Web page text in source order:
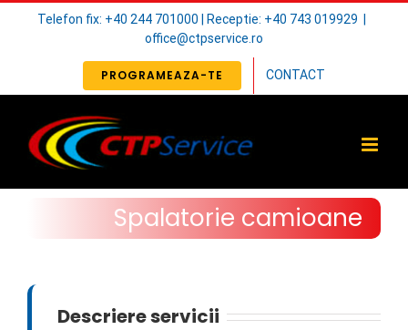
Telefon fix: +40 244 701000 | Receptie: +40 743 019929
office@ctpservice.ro
PROGRAMEAZA-TE CONTACT
Spalatorie camioane
Descriere servicii